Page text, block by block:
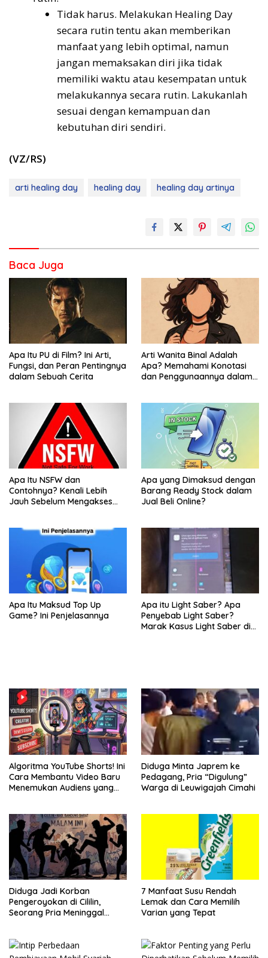
Tidak harus. Melakukan Healing Day
secara rutin tentu akan memberikan
manfaat yang lebih optimal, namun
jangan memaksakan diri jika tidak
memiliki waktu atau kesempatan untuk
melakukannya secara rutin. Lakukanlah
sesuai dengan kemampuan dan
kebutuhan diri sendiri.
(VZ/RS)
arti healing day healing day healing day artinya
Baca Juga
Apa Itu PU di Film? Ini Arti,
Fungsi, dan Peran Pentingnya
dalam Sebuah Cerita
Arti Wanita Binal Adalah
Apa? Memahami Konotasi
dan Penggunaannya dalam
Apa Itu NSFW dan
Contohnya? Kenali Lebih
Jauh Sebelum Mengakses
Apa yang Dimaksud dengan
Barang Ready Stock dalam
Jual Beli Online?
Apa Itu Maksud Top Up
Game? Ini Penjelasannya
Apa itu Light Saber? Apa
Penyebab Light Saber?
Marak Kasus Light Saber di
Algoritma YouTube Shorts! Ini
Cara Membantu Video Baru
Menemukan Audiens yang
Diduga Minta Japrem ke
Pedagang, Pria “Digulung”
Warga di Leuwigajah Cimahi
Diduga Jadi Korban
Pengeroyokan di Cililin,
Seorang Pria Meninggal
7 Manfaat Susu Rendah
Lemak dan Cara Memilih
Varian yang Tepat